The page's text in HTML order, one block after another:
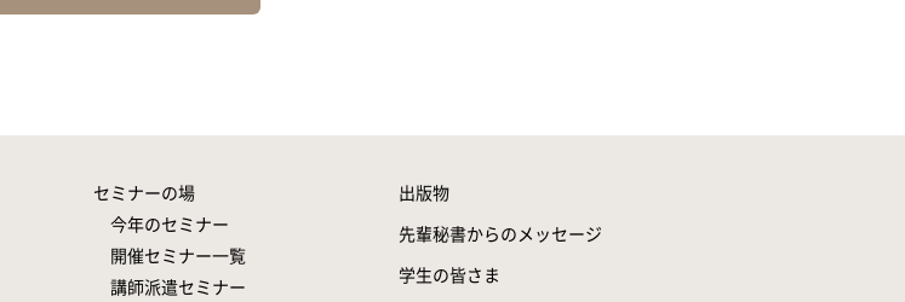
セミナーの場
今年のセミナー
開催セミナー一覧
講師派遣セミナー
出版物
先輩秘書からのメッセージ
学生の皆さま